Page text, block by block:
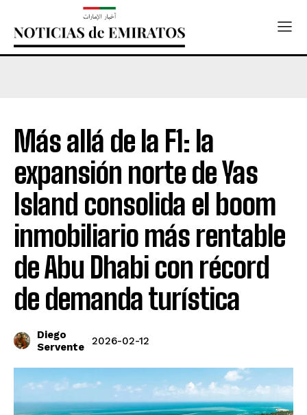
Más allá de la F1: la
expansión norte de Yas
Island consolida el boom
inmobiliario más rentable
de Abu Dhabi con récord
de demanda turística
Diego
Servente
2026-02-12